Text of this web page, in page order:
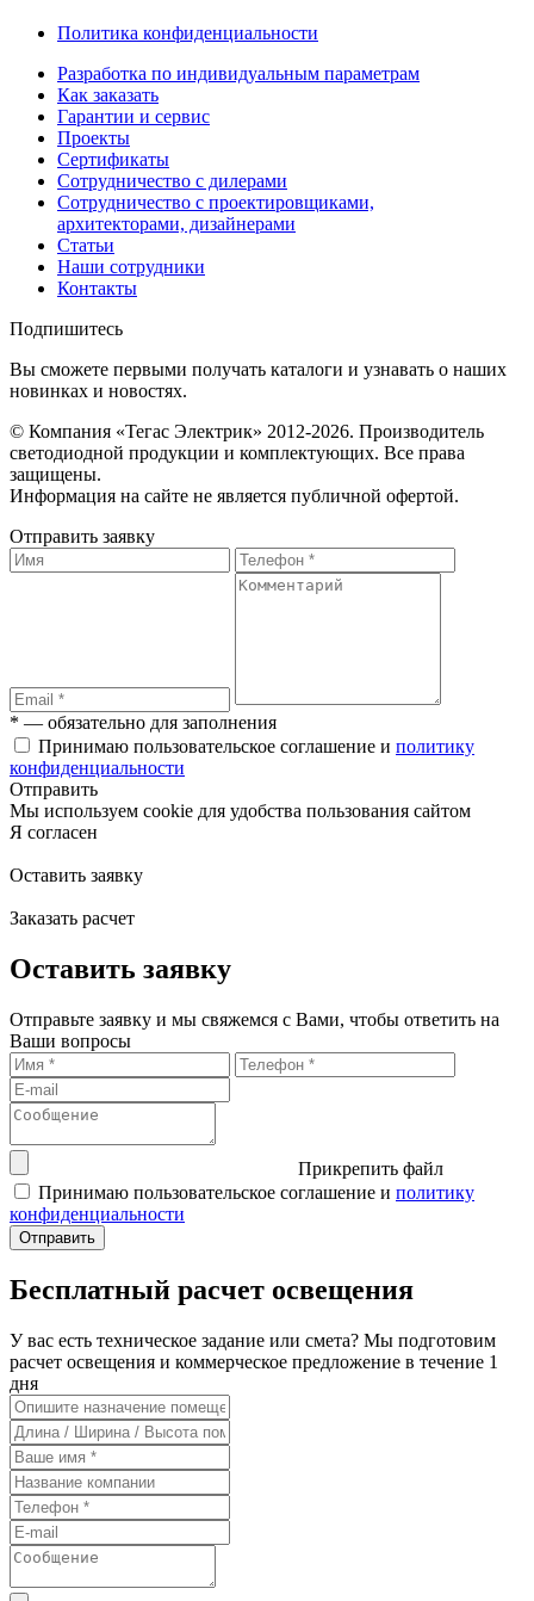
Политика конфиденциальности
Разработка по индивидуальным параметрам
Как заказать
Гарантии и сервис
Проекты
Сертификаты
Сотрудничество с дилерами
Сотрудничество с проектировщиками,
архитекторами, дизайнерами
Статьи
Наши сотрудники
Контакты
Подпишитесь
Вы сможете первыми получать каталоги и узнавать о наших
новинках и новостях.
© Компания «Тегас Электрик» 2012-2026. Производитель
светодиодной продукции и комплектующих. Все права
защищены.
Информация на сайте не является публичной офертой.
Отправить заявку
* — обязательно для заполнения
Принимаю пользовательское соглашение и политику
конфиденциальности
Отправить
Мы используем cookie для удобства пользования сайтом
Я согласен
Оставить заявку
Заказать расчет
Оставить заявку
Отправьте заявку и мы свяжемся с Вами, чтобы ответить на
Ваши вопросы
Прикрепить файл
Принимаю пользовательское соглашение и политику
конфиденциальности
Бесплатный расчет освещения
У вас есть техническое задание или смета? Мы подготовим
расчет освещения и коммерческое предложение в течение 1
дня